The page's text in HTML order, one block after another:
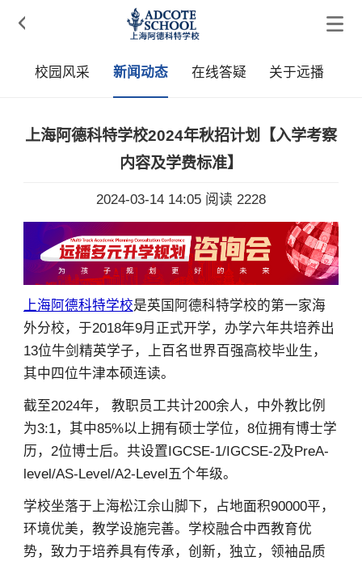

校园风采 新闻动态 在线答疑 关于远播
上海阿德科特学校2024年秋招计划【入学考察
内容及学费标准】
2024-03-14 14:05 阅读 2228
上海阿德科特学校是英国阿德科特学校的第一家海
外分校，于2018年9月正式开学，办学六年共培养出
13位牛剑精英学子，上百名世界百强高校毕业生，
其中四位牛津本硕连读。
截至2024年， 教职员工共计200余人，中外教比例
为3:1，其中85%以上拥有硕士学位，8位拥有博士学
历，2位博士后。共设置IGCSE-1/IGCSE-2及PreA-
level/AS-Level/A2-Level五个年级。
学校坐落于上海松江佘山脚下，占地面积90000平，
环境优美，教学设施完善。学校融合中西教育优
势，致力于培养具有传承，创新，独立，领袖品质